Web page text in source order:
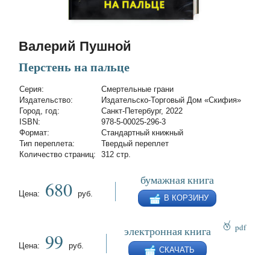
Валерий Пушной
Перстень на пальце
Cерия:
Смертельные грани
Издательство:
Издательско-Торговый Дом «Скифия»
Город, год:
Санкт-Петербург, 2022
ISBN:
978-5-00025-296-3
Формат:
Стандартный книжный
Тип переплета:
Твердый переплет
Количество страниц:
312 стр.
Цена: 680 руб.
бумажная книга
В КОРЗИНУ
Цена: 99 руб.
электронная книга
СКАЧАТЬ
pdf